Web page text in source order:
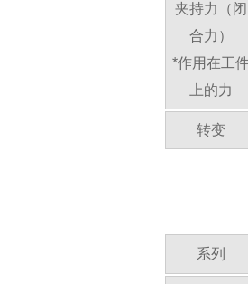
夹持力（闭
合力）
*作用在工
上的力
转变
系列